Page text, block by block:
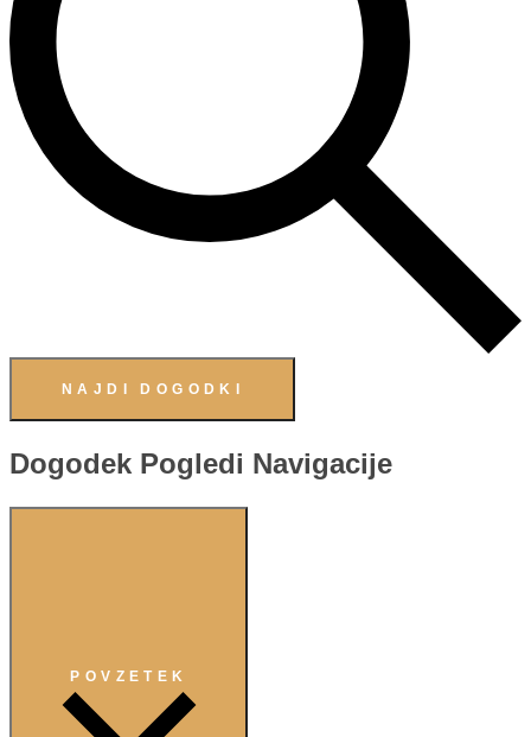
NAJDI DOGODKI
Dogodek Pogledi Navigacije
POVZETEK